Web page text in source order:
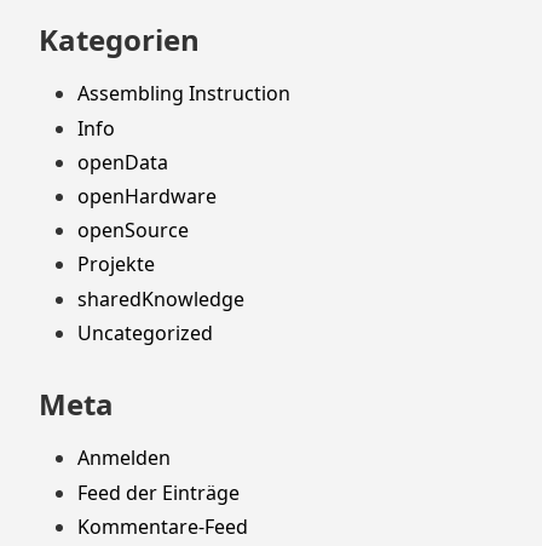
Kategorien
Assembling Instruction
Info
openData
openHardware
openSource
Projekte
sharedKnowledge
Uncategorized
Meta
Anmelden
Feed der Einträge
Kommentare-Feed